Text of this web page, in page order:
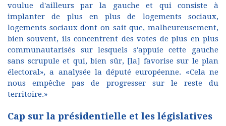
voulue d'ailleurs par la gauche et qui consiste à
implanter de plus en plus de logements sociaux,
logements sociaux dont on sait que, malheureusement,
bien souvent, ils concentrent des votes de plus en plus
communautarisés sur lesquels s'appuie cette gauche
sans scrupule et qui, bien sûr, [la] favorise sur le plan
électoral», a analysée la député européenne. «Cela ne
nous empêche pas de progresser sur le reste du
territoire.»
Cap sur la présidentielle et les législatives